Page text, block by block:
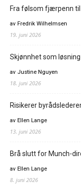
Fra følsom fjærpenn
av Fredrik Wilhelmsen
19. juni 2026
Skjønnhet som løsning
av Justine Nguyen
18. juni 2026
Risikerer
av Ellen Lange
13. juni 2026
Brå slutt for Munch-
av Ellen Lange
8. juni 2026